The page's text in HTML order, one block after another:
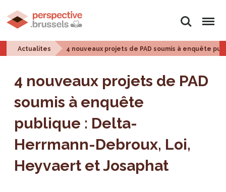
Rechercher
Menu
Actualites 4 nouveaux projets de PAD soumis à enquête
4 nouveaux projets de PAD
soumis à enquête
publique : Delta-
Herrmann-Debroux, Loi,
Heyvaert et Josaphat